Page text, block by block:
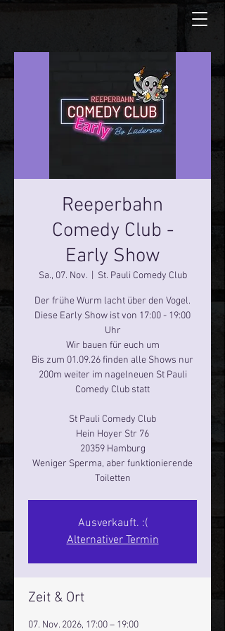
Reeperbahn
Comedy Club -
Early Show
Sa., 07. Nov.
  |
St. Pauli Comedy Club
Der frühe Wurm lacht über den Vogel.
Diese Early Show ist von 17:00 - 19:00
Uhr
Wir bauen für euch um
Bis zum 01.09.26 finden alle Shows nur
200m weiter im nagelneuen St Pauli
Comedy Club statt
St Pauli Comedy Club
Hein Hoyer Str 76
20359 Hamburg
Weniger Sperma, aber funktionierende
Toiletten
Ausverkauft. :(
Alternativer Termin
Zeit & Ort
07. Nov. 2026, 17:00 – 19:00